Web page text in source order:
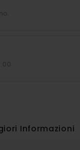
Informazioni